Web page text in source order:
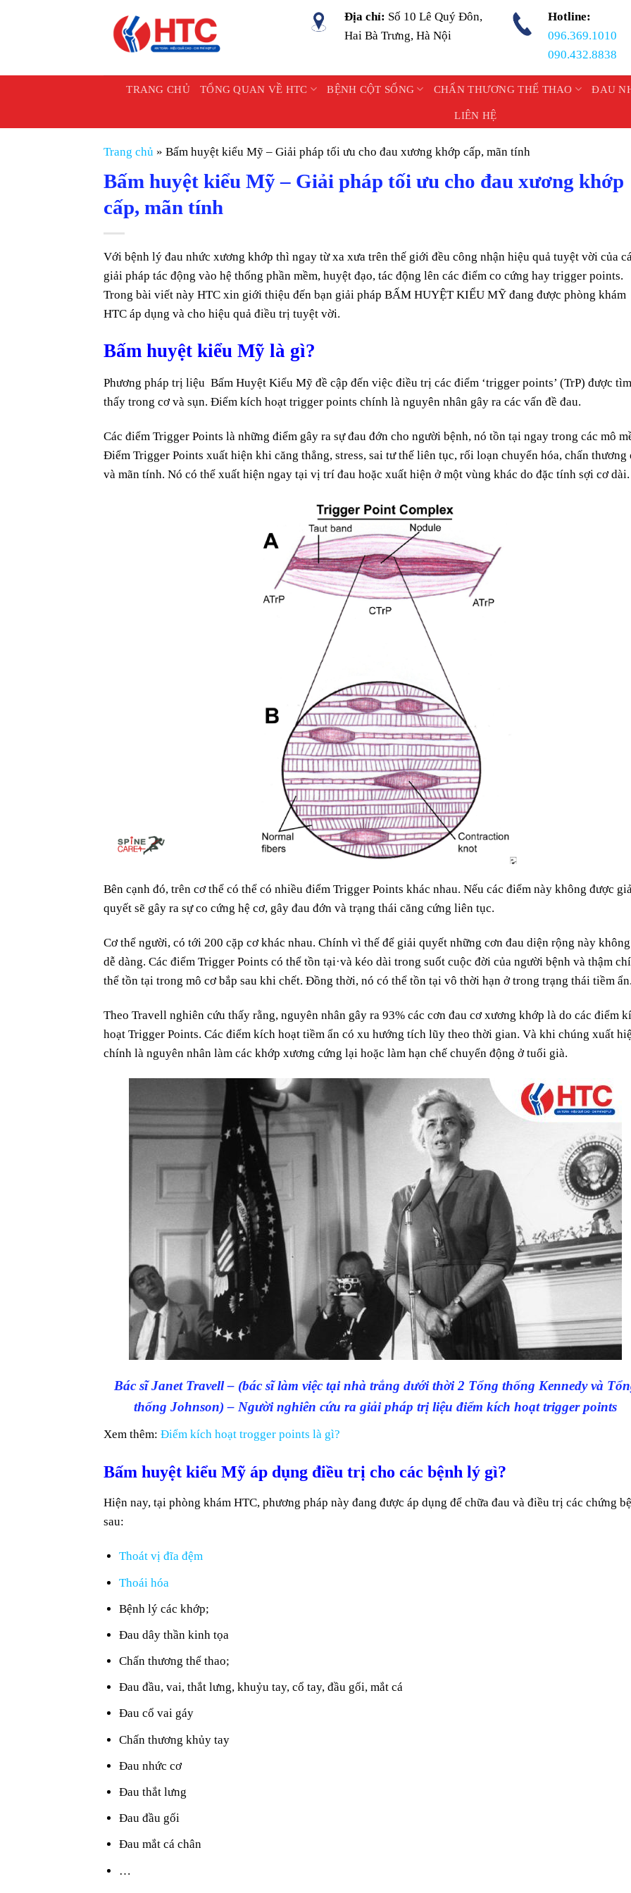
Địa chỉ: Số 10 Lê Quý Đôn,
Hai Bà Trưng, Hà Nội
Hotline:
096.369.1010
090.432.8838
TRANG CHỦ TỔNG QUAN VỀ HTC BỆNH CỘT SỐNG CHẤN THƯƠNG THỂ THAO ĐAU
LIÊN HỆ
Trang chủ » Bấm huyệt kiểu Mỹ – Giải pháp tối ưu cho đau xương khớp cấp, mãn tính
Bấm huyệt kiểu Mỹ – Giải pháp tối ưu cho đau xương khớp
cấp, mãn tính
Với bệnh lý đau nhức xương khớp thì ngay từ xa xưa trên thế giới đều công nhận hiệu quả tuyệt vời của
giải pháp tác động vào hệ thống phần mềm, huyệt đạo, tác động lên các điểm co cứng hay trigger points.
Trong bài viết này HTC xin giới thiệu đến bạn giải pháp BẤM HUYỆT KIỂU MỸ đang được phòng khám
HTC áp dụng và cho hiệu quả điều trị tuyệt vời.
Bấm huyệt kiểu Mỹ là gì?
Phương pháp trị liệu Bấm Huyệt Kiểu Mỹ đề cập đến việc điều trị các điểm ‘trigger points’ (TrP) được tìm
thấy trong cơ và sụn. Điểm kích hoạt trigger points chính là nguyên nhân gây ra các vấn đề đau.
Các điểm Trigger Points là những điểm gây ra sự đau đớn cho người bệnh, nó tồn tại ngay trong các mô
Điểm Trigger Points xuất hiện khi căng thẳng, stress, sai tư thế liên tục, rối loạn chuyển hóa, chấn thương
và mãn tính. Nó có thể xuất hiện ngay tại vị trí đau hoặc xuất hiện ở một vùng khác do đặc tính sợi cơ dài.
Bên cạnh đó, trên cơ thể có thể có nhiều điểm Trigger Points khác nhau. Nếu các điểm này không được
quyết sẽ gây ra sự co cứng hệ cơ, gây đau đớn và trạng thái căng cứng liên tục.
Cơ thể người, có tới 200 cặp cơ khác nhau. Chính vì thế để giải quyết những cơn đau diện rộng này
dễ dàng. Các điểm Trigger Points có thể tồn tại·và kéo dài trong suốt cuộc đời của người bệnh và thậm
thể tồn tại trong mô cơ bắp sau khi chết. Đồng thời, nó có thể tồn tại vô thời hạn ở trong trạng thái tiềm ẩn.
Theo Travell nghiên cứu thấy rằng, nguyên nhân gây ra 93% các cơn đau cơ xương khớp là do các điểm
hoạt Trigger Points. Các điểm kích hoạt tiềm ẩn có xu hướng tích lũy theo thời gian. Và khi chúng xuất
chính là nguyên nhân làm các khớp xương cứng lại hoặc làm hạn chế chuyển động ở tuổi già.
Bác sĩ Janet Travell – (bác sĩ làm việc tại nhà trắng dưới thời 2 Tổng thống Kennedy và
thống Johnson) – Người nghiên cứu ra giải pháp trị liệu điểm kích hoạt trigger points
Xem thêm: Điểm kích hoạt trogger points là gì?
Bấm huyệt kiểu Mỹ áp dụng điều trị cho các bệnh lý gì?
Hiện nay, tại phòng khám HTC, phương pháp này đang được áp dụng để chữa đau và điều trị các chứng
sau:
Thoát vị đĩa đệm
Thoái hóa
Bệnh lý các khớp;
Đau dây thần kinh tọa
Chấn thương thể thao;
Đau đầu, vai, thắt lưng, khuỷu tay, cổ tay, đầu gối, mắt cá
Đau cổ vai gáy
Chấn thương khủy tay
Đau nhức cơ
Đau thắt lưng
Đau đầu gối
Đau mắt cá chân
…